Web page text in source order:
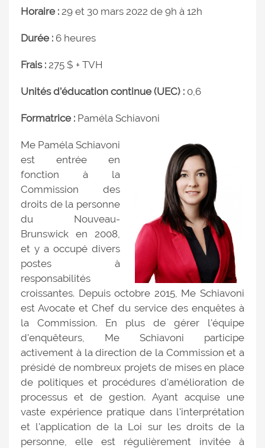
Horaire : 29 et 30 mars 2022 de 9h à 12h
Durée : 6 heures
Frais : 275 $ + TVH
Unités d’éducation continue (UEC) : 0,6
Formatrice : Paméla Schiavoni
Me Paméla Schiavoni
est entrée en
fonction à la
Commission des
droits de la personne
du Nouveau-
Brunswick en 2008,
et y a occupé divers
postes à
responsabilités
croissantes. Depuis octobre 2015, Me Schiavoni
est Avocate et Chef du service des enquêtes à
la Commission. En plus de gérer l'équipe
d'enquêteurs, Me Schiavoni participe
activement à la direction de la Commission et a
présidé de nombreux projets de mises en place
de politiques et procédures d'amélioration de
processus et de gestion. Ayant acquise une
vaste expérience pratique dans l'interprétation
et l'application de la Loi sur les droits de la
personne, elle est régulièrement invitée à